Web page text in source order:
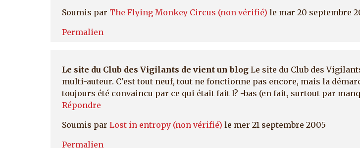
Soumis par The Flying Monkey Circus (non vérifié) le mar 20 septembre
Permalien
Le site du Club des Vigilants de vient un blog Le site du Club des
multi-auteur. C'est tout neuf, tout ne fonctionne pas encore, mais la
toujours été convaincu par ce qui était fait l? -bas (en fait, surtout par
Répondre
Soumis par Lost in entropy (non vérifié) le mer 21 septembre 2005
Permalien